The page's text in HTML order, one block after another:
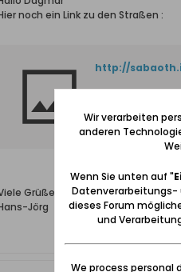
noch ein Link zu den Straßen :
http://
Grüße
Jörg
Wir verarbeiten
anderen
Wenn Sie unten auf "
Datenverarbeitungs-
dieses Forum
und
We process